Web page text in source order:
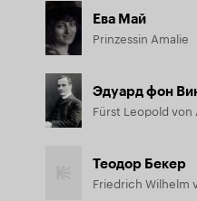
Ева Май
Prinzessin Amalie
Эдуард фон
Теодор Бекер
Friedrich Wilhelm